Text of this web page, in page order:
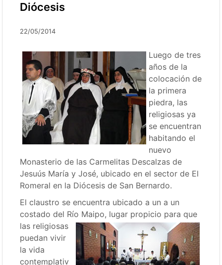
Diócesis
22/05/2014
Luego de tres
años de la
colocación de
la primera
piedra, las
religiosas ya
se encuentran
habitando el
nuevo
Monasterio de las Carmelitas Descalzas de
Jesuús María y José, ubicado en el sector de El
Romeral en la Diócesis de San Bernardo.
El claustro se encuentra ubicado a un a un
costado del Río Maipo, lugar propicio para que
las religiosas
puedan vivir
la vida
contemplativ